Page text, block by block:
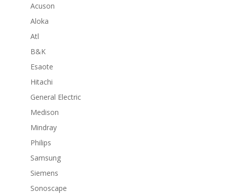
Acuson
Aloka
Atl
B&K
Esaote
Hitachi
General Electric
Medison
Mindray
Philips
Samsung
Siemens
Sonoscape